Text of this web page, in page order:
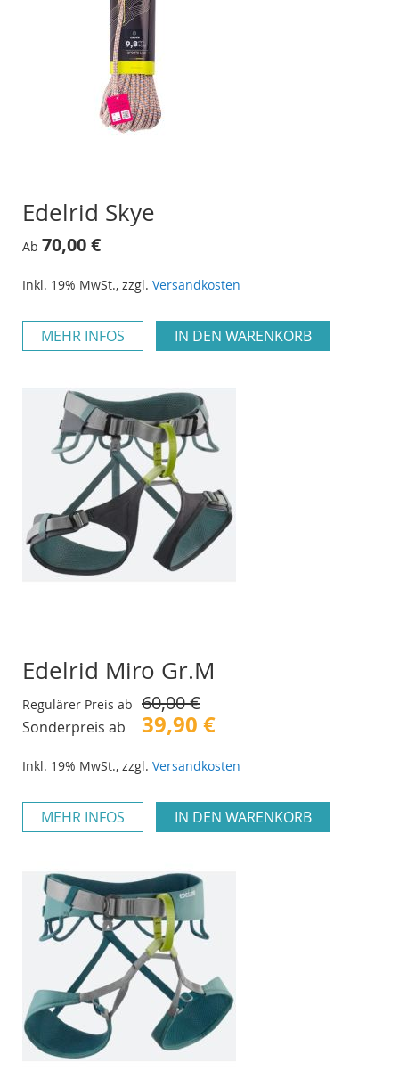
Edelrid Skye
Ab 70,00 €
Inkl. 19% MwSt., zzgl. Versandkosten
MEHR INFOS IN DEN WARENKORB
Edelrid Miro Gr.M
Regulärer Preis ab 60,00 €
Sonderpreis ab 39,90 €
Inkl. 19% MwSt., zzgl. Versandkosten
MEHR INFOS IN DEN WARENKORB